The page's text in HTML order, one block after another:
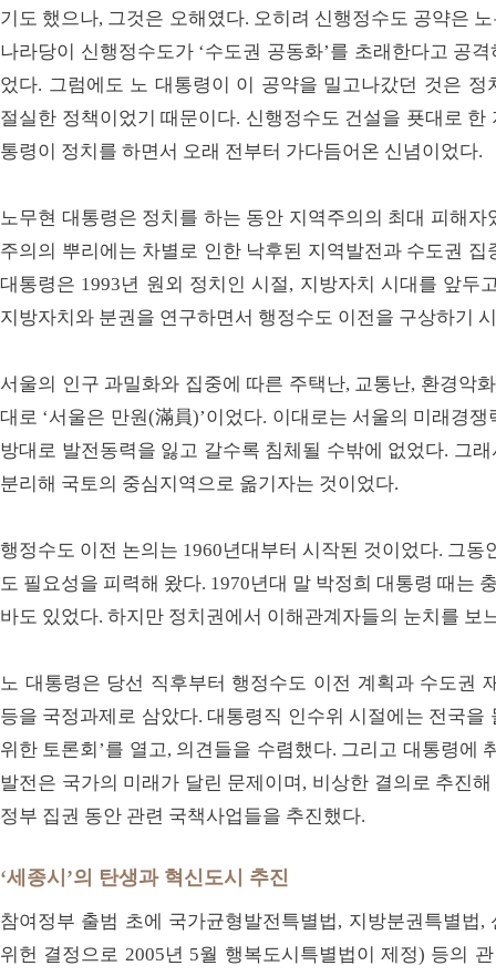
기도 했으나, 그것은 오해였다. 오히려 신행정수도 공약은
나라당이 신행정수도가 ‘수도권 공동화’를 초래한다고 공
었다. 그럼에도 노 대통령이 이 공약을 밀고나갔던 것은
절실한 정책이었기 때문이다. 신행정수도 건설을 푯대로
통령이 정치를 하면서 오래 전부터 가다듬어온 신념이었다.
노무현 대통령은 정치를 하는 동안 지역주의의 최대 피해
주의의 뿌리에는 차별로 인한 낙후된 지역발전과 수도권
대통령은 1993년 원외 정치인 시절, 지방자치 시대를 앞두
지방자치와 분권을 연구하면서 행정수도 이전을 구상하기
서울의 인구 과밀화와 집중에 따른 주택난, 교통난, 환경악
대로 ‘서울은 만원(滿員)’이었다. 이대로는 서울의 미래경
방대로 발전동력을 잃고 갈수록 침체될 수밖에 없었다. 그
분리해 국토의 중심지역으로 옮기자는 것이었다.
행정수도 이전 논의는 1960년대부터 시작된 것이었다. 그동
도 필요성을 피력해 왔다. 1970년대 말 박정희 대통령 때는
바도 있었다. 하지만 정치권에서 이해관계자들의 눈치를 보
노 대통령은 당선 직후부터 행정수도 이전 계획과 수도권
등을 국정과제로 삼았다. 대통령직 인수위 시절에는 전국을
위한 토론회’를 열고, 의견들을 수렴했다. 그리고 대통령에
발전은 국가의 미래가 달린 문제이며, 비상한 결의로 추진
정부 집권 동안 관련 국책사업들을 추진했다.
‘세종시’의 탄생과 혁신도시 추진
참여정부 출범 초에 국가균형발전특별법, 지방분권특별법,
위헌 결정으로 2005년 5월 행복도시특별법이 제정) 등의